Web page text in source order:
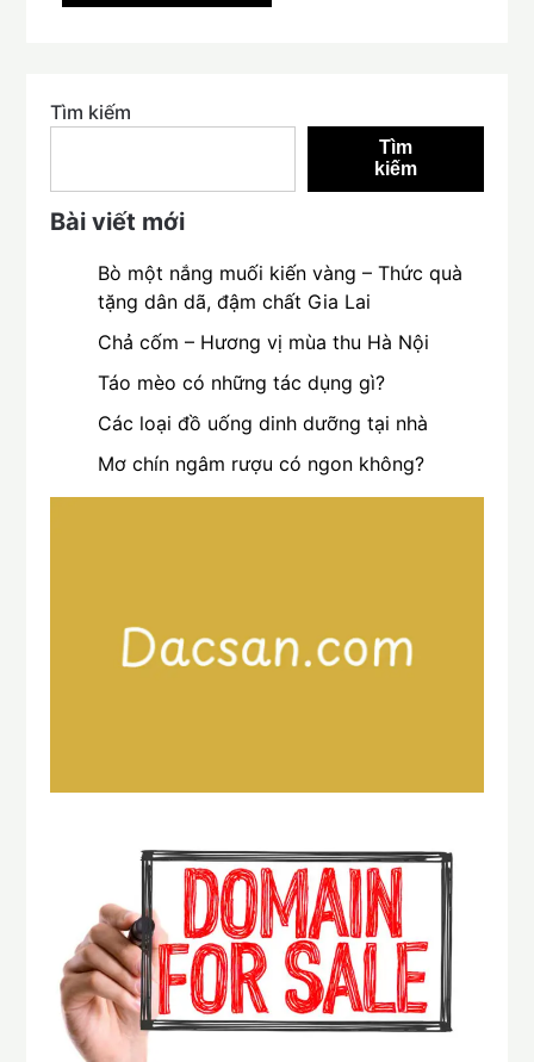
Tìm kiếm
Tìm
kiếm
Bài viết mới
Bò một nắng muối kiến vàng – Thức quà
tặng dân dã, đậm chất Gia Lai
Chả cốm – Hương vị mùa thu Hà Nội
Táo mèo có những tác dụng gì?
Các loại đồ uống dinh dưỡng tại nhà
Mơ chín ngâm rượu có ngon không?